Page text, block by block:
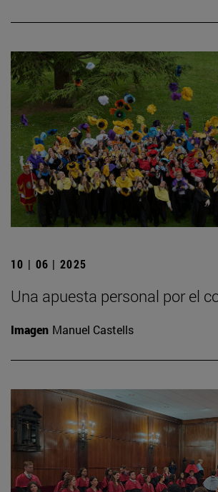
10 | 06 | 2025
Una apuesta personal por el
Imagen Manuel Castells